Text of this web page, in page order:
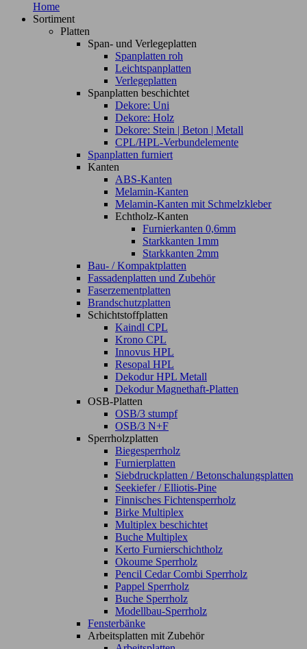
Home
Sortiment
Platten
Span- und Verlegeplatten
Spanplatten roh
Leichtspanplatten
Verlegeplatten
Spanplatten beschichtet
Dekore: Uni
Dekore: Holz
Dekore: Stein | Beton | Metall
CPL/HPL-Verbundelemente
Spanplatten furniert
Kanten
ABS-Kanten
Melamin-Kanten
Melamin-Kanten mit Schmelzkleber
Echtholz-Kanten
Furnierkanten 0,6mm
Starkkanten 1mm
Starkkanten 2mm
Bau- / Kompaktplatten
Fassadenplatten und Zubehör
Faserzementplatten
Brandschutzplatten
Schichtstoffplatten
Kaindl CPL
Krono CPL
Innovus HPL
Resopal HPL
Dekodur HPL Metall
Dekodur Magnethaft-Platten
OSB-Platten
OSB/3 stumpf
OSB/3 N+F
Sperrholzplatten
Biegesperrholz
Furnierplatten
Siebdruckplatten / Betonschalungsplatten
Seekiefer / Elliotis-Pine
Finnisches Fichtensperrholz
Birke Multiplex
Multiplex beschichtet
Buche Multiplex
Kerto Furnierschichtholz
Okoume Sperrholz
Pencil Cedar Combi Sperrholz
Pappel Sperrholz
Buche Sperrholz
Modellbau-Sperrholz
Fensterbänke
Arbeitsplatten mit Zubehör